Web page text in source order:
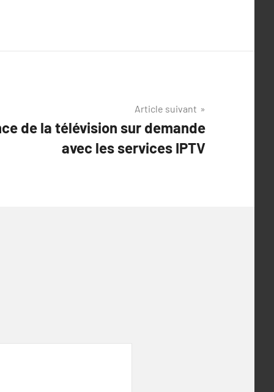
Article suivant
de la télévision sur demande
avec les services IPTV